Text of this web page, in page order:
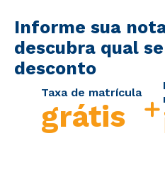
Informe sua
descubra qual
desconto
Taxa de matrícula
grátis